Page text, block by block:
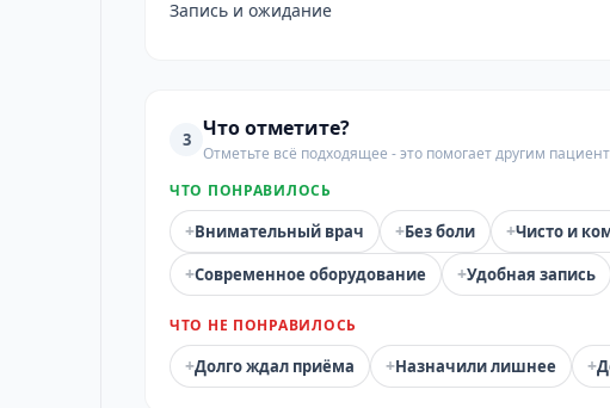
Запись и ожидание
3 Что отметите?
Отметьте всё подходящее - это помогает другим
ЧТО ПОНРАВИЛОСЬ
+Внимательный врач +Без боли +Чисто и
+Современное оборудование +Удобная запись
ЧТО НЕ ПОНРАВИЛОСЬ
+Долго ждал приёма +Назначили лишнее +